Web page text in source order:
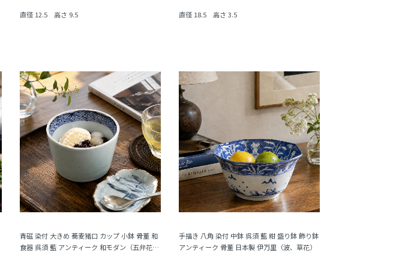
直径 12.5 高さ 9.5 直径 18.5 高さ 3.5
青磁 染付 大きめ 蕎麦猪口 カップ 小鉢 骨董 和
食器 呉須 藍 アンティーク 和モダン（五弁花・
手描き 八角 染付 中鉢 呉須 藍 紺 盛り鉢 飾り鉢
アンティーク 骨董 日本製 伊万里（波、草花）